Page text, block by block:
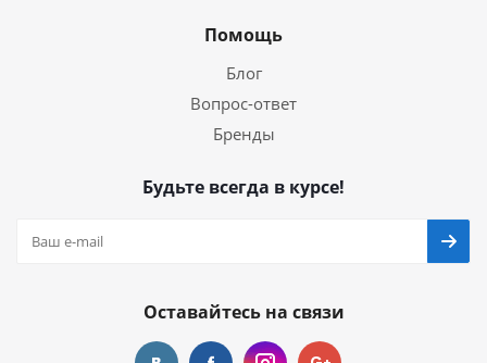
Помощь
Блог
Вопрос-ответ
Бренды
Будьте всегда в курсе!
Оставайтесь на связи